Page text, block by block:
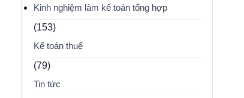
Kinh nghiệm làm kế toán tổng hợp
(153)
Kế toán thuế
(79)
Tin tức